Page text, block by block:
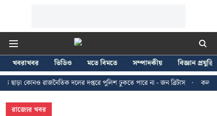
খবরাখবর ভিডিও মতে বিমতে সম্পাদকীয়
বিজ্ঞান প্রযুক্তি
রাজনৈতিক দলের দপ্তরে পুলিশ ঢুকতে পারে না - জন ব্রিটাস
কলকাতায় ২৪
রাজ্যের খবর